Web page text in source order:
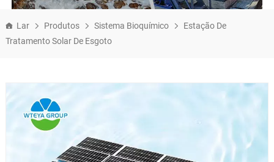
Lar Produtos Sistema Bioquímico
Estação De
Tratamento Solar De Esgoto